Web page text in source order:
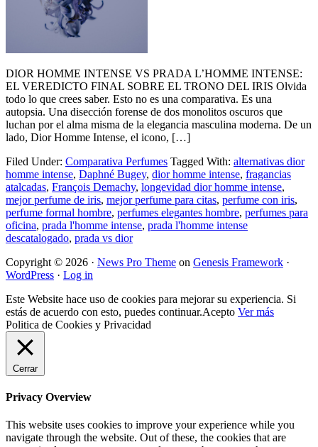
DIOR HOMME INTENSE VS PRADA L’HOMME INTENSE:
EL VEREDICTO FINAL SOBRE EL TRONO DEL IRIS Olvida
todo lo que crees saber. Esto no es una comparativa. Es una
autopsia. Una disección forense de dos monolitos oscuros que
luchan por el alma misma de la elegancia masculina moderna. De un
lado, Dior Homme Intense, el icono, […]
Filed Under: Comparativa Perfumes Tagged With: alternativas dior
homme intense, Daphné Bugey, dior homme intense, fragancias
atalcadas, François Demachy, longevidad dior homme intense,
mejor perfume de iris, mejor perfume para citas, perfume con iris,
perfume formal hombre, perfumes elegantes hombre, perfumes para
oficina, prada l'homme intense, prada l'homme intense
descatalogado, prada vs dior
Copyright © 2026 · News Pro Theme on Genesis Framework ·
WordPress · Log in
Este Website hace uso de cookies para mejorar su experiencia. Si
estás de acuerdo con esto, puedes continuar.Acepto Ver más
Politica de Cookies y Privacidad
Cerrar
Privacy Overview
This website uses cookies to improve your experience while you
navigate through the website. Out of these, the cookies that are